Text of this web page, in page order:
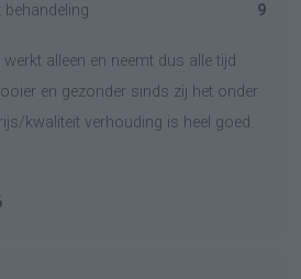
behandeling
9
alleen en neemt dus alle tijd
en gezonder sinds zij het onder
kwaliteit verhouding is heel goed.